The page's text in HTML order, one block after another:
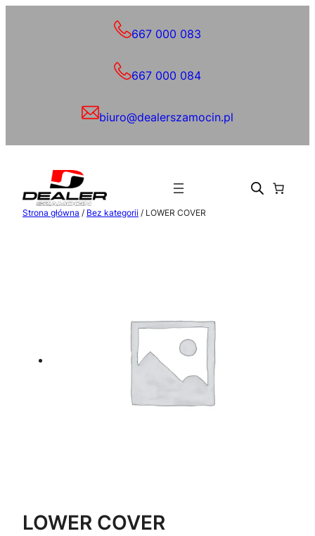
667 000 083
667 000 084
biuro@dealerszamocin.pl
Strona główna / Bez kategorii / LOWER COVER
LOWER COVER